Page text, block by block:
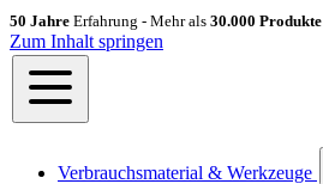
50 Jahre Erfahrung - Mehr als 30.000 Produkte
Zum Inhalt springen
Verbrauchsmaterial & Werkzeuge